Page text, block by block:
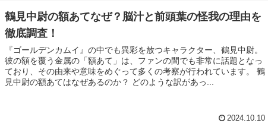
鶴見中尉の額あてなぜ？脳汁と前頭葉の怪我の理由を
徹底調査！
『ゴールデンカムイ』の中でも異彩を放つキャラクター、鶴見中尉。
彼の額を覆う金属の「額あて」は、ファンの間でも非常に話題となっ
ており、その由来や意味をめぐって多くの考察が行われています。 鶴
見中尉の額あてはなぜあるのか？ どのような訳があっ...
2024.10.10